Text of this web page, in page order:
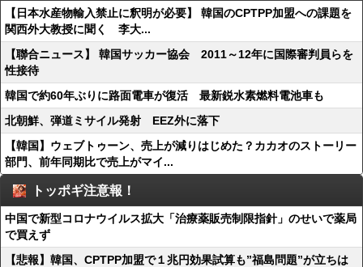
【日本水産物輸入禁止に釈明が必要】 韓国のCPTPP加盟への課題を
関西外大教授に聞く 李大...
【聯合ニュース】 韓国サッカー協会 2011～12年に国際審判員らを
性接待
韓国で約60年ぶりに路面電車が復活 最新鋭水素燃料電池車も
北朝鮮、弾道ミサイル発射 EEZ外に落下
【韓国】ウェブトゥーン、売上が減りはじめた？カカオのストーリー
部門、前年同期比で売上がマイ...
トッポギ注意報！
中国で新型コロナウイルス拡大「治療薬販売制限指針」のせいで薬局
で買えず
【悲報】韓国、CPTPP加盟で１兆円効果試算も”福島問題”が立ちは